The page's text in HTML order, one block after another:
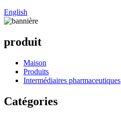
English
produit
Maison
Produits
Intermédiaires pharmaceutiques
Catégories